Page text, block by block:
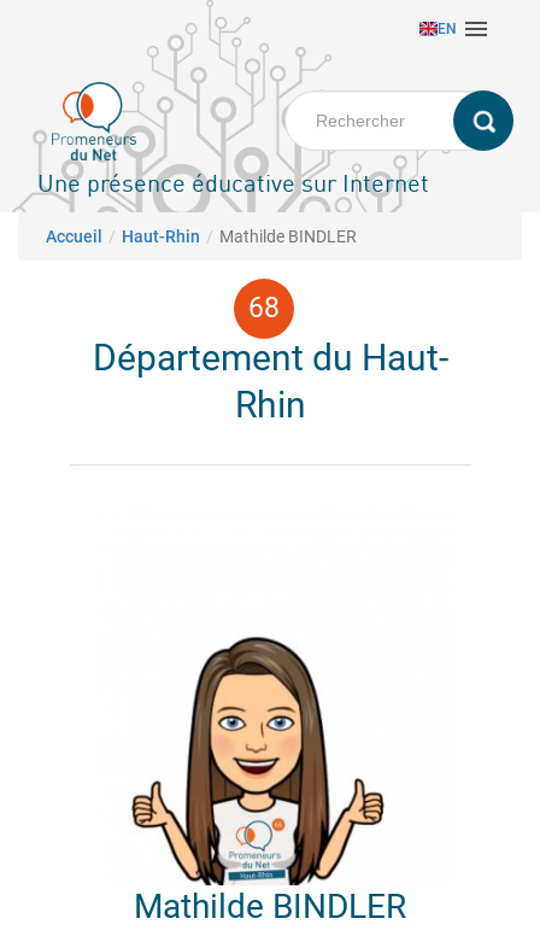
principal
EN 
Une présence éducative sur Internet
Fil d'Ariane
Accueil Haut-Rhin Mathilde BINDLER
Département du Haut-
Rhin
Mathilde BINDLER